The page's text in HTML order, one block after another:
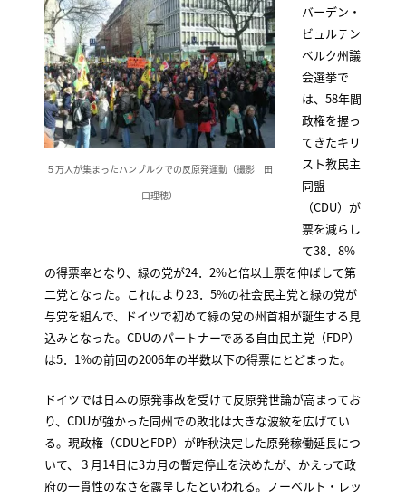
５万人が集まったハンブルクでの反原発運動（撮影 田
口理穂）
バーデン・
ビュルテン
ベルク州議
会選挙で
は、58年間
政権を握っ
てきたキリ
スト教民主
同盟
（CDU）が
票を減らし
て38．8%
の得票率となり、緑の党が24．2%と倍以上票を伸ばして第
二党となった。これにより23．5%の社会民主党と緑の党が
与党を組んで、ドイツで初めて緑の党の州首相が誕生する見
込みとなった。CDUのパートナーである自由民主党（FDP）
は5．1%の前回の2006年の半数以下の得票にとどまった。
ドイツでは日本の原発事故を受けて反原発世論が高まってお
り、CDUが強かった同州での敗北は大きな波紋を広げてい
る。現政権（CDUとFDP）が昨秋決定した原発稼働延長につ
いて、３月14日に3カ月の暫定停止を決めたが、かえって政
府の一貫性のなさを露呈したといわれる。ノーベルト・レッ